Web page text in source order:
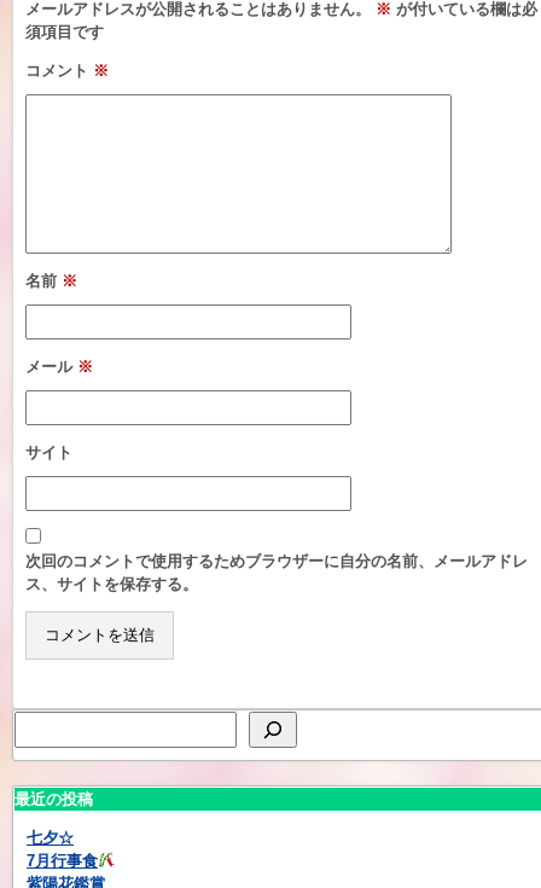
メールアドレスが公開されることはありません。 ※ が付いている欄は必
須項目です
コメント ※
名前 ※
メール ※
サイト
次回のコメントで使用するためブラウザーに自分の名前、メールアドレ
ス、サイトを保存する。
最近の投稿
七夕☆
7月行事食
紫陽花鑑賞